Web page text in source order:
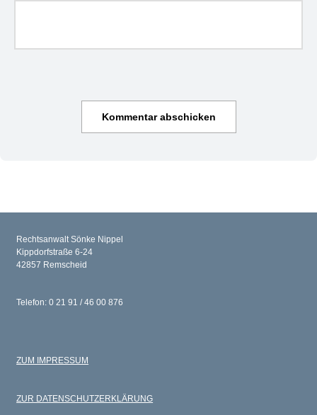
Rechtsanwalt Sönke Nippel
Kippdorfstraße 6-24
42857 Remscheid
Telefon: 0 21 91 / 46 00 876
ZUM IMPRESSUM
ZUR DATENSCHUTZERKLÄRUNG